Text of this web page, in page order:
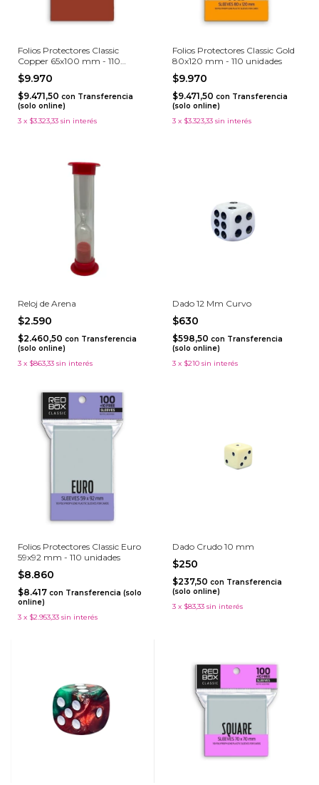
Folios Protectores Classic
Copper 65x100 mm - 110
unidades
$9.970
$9.471,50 con Transferencia
(solo online)
3 x $3.323,33 sin interés
Folios Protectores Classic Gold
80x120 mm - 110 unidades
$9.970
$9.471,50 con Transferencia
(solo online)
3 x $3.323,33 sin interés
Reloj de Arena
$2.590
$2.460,50 con Transferencia
(solo online)
3 x $863,33 sin interés
Dado 12 Mm Curvo
$630
$598,50 con Transferencia
(solo online)
3 x $210 sin interés
Folios Protectores Classic Euro
59x92 mm - 110 unidades
$8.860
$8.417 con Transferencia (solo
online)
3 x $2.953,33 sin interés
Dado Crudo 10 mm
$250
$237,50 con Transferencia
(solo online)
3 x $83,33 sin interés